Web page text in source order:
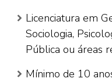
Licenciatura em
Sociologia,
Pública ou áreas
Mínimo de 10